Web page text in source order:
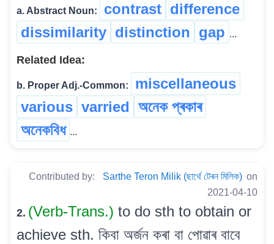
a. Abstract Noun: contrast difference
dissimilarity distinction gap ...
Related Idea:
b. Proper Adj.-Common:
miscellaneous
various varried অনেক প্ৰকাৰ
অনেকবিধ ...
Contributed by: Sarthe Teron Milik (ছাৰ্থে টেৰন মিলিক) on
2021-04-10
2. (Verb-Trans.) to do sth to obtain or
achieve sth. কিবা অৰ্জন কৰা বা পোৱাৰ বাবে